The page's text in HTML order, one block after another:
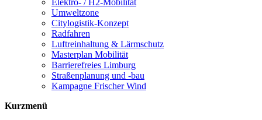
Elektro- / H2-Mobilität
Umweltzone
Citylogistik-Konzept
Radfahren
Luftreinhaltung & Lärmschutz
Masterplan Mobilität
Barrierefreies Limburg
Straßenplanung und -bau
Kampagne Frischer Wind
Kurzmenü